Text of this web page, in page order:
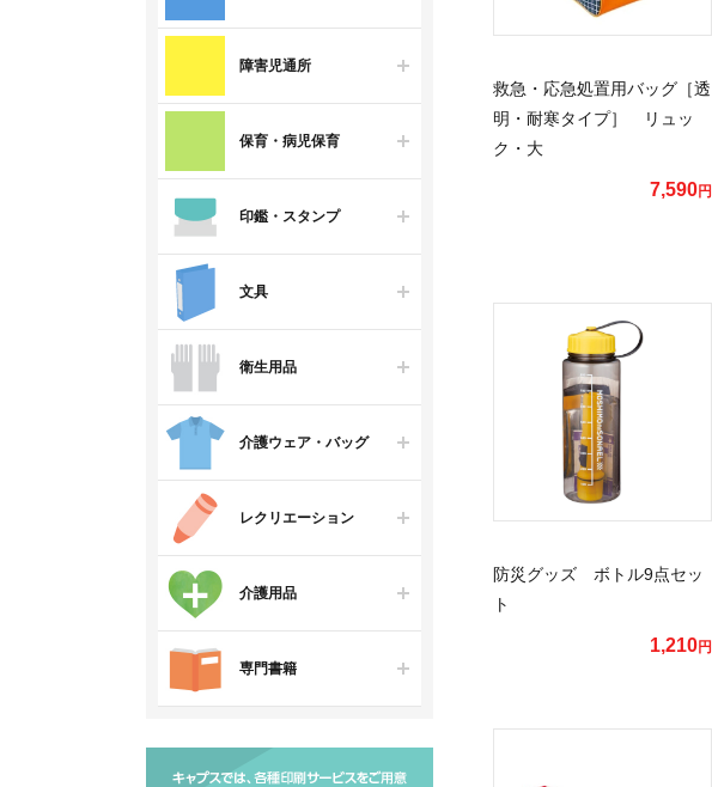
障害児通所
保育・病児保育
印鑑・スタンプ
文具
衛生用品
介護ウェア・バッグ
レクリエーション
介護用品
専門書籍
救急・応急処置用バッグ［透
明・耐寒タイプ］ リュッ
ク・大
7,590円
防災グッズ ボトル9点セッ
ト
1,210円